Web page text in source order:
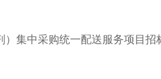
集中采购统一配送服务项目招